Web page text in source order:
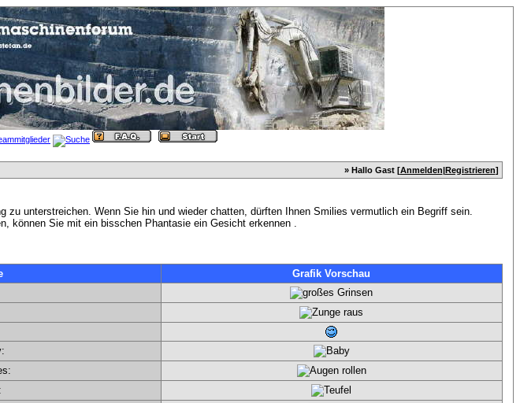
» Hallo Gast [Anmelden|Registrieren]
unterstreichen. Wenn Sie hin und wieder chatten, dürften Ihnen Smilies vermutlich ein Begriff sein.
können Sie mit ein bisschen Phantasie ein Gesicht erkennen .
Grafik Vorschau